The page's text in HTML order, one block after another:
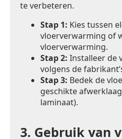
te verbeteren.
Stap 1: Kies tussen
vloerverwarming of
vloerverwarming.
Stap 2: Installeer de
volgens de
Stap 3: Bedek de
geschikte
laminaat).
3. Gebruik van